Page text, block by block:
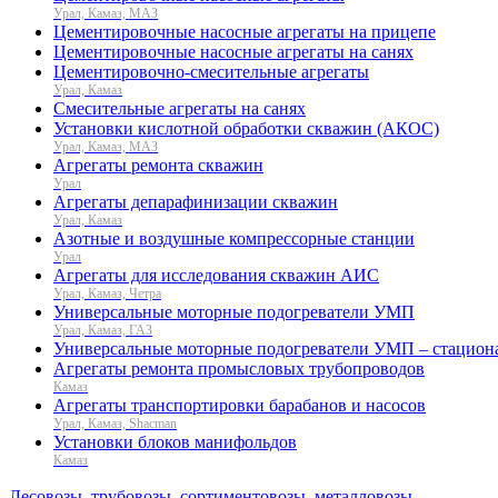
Урал, Камаз, МАЗ
Цементировочные насосные агрегаты на прицепе
Цементировочные насосные агрегаты на санях
Цементировочно-смесительные агрегаты
Урал, Камаз
Смесительные агрегаты на санях
Установки кислотной обработки скважин (АКОС)
Урал, Камаз, МАЗ
Агрегаты ремонта скважин
Урал
Агрегаты депарафинизации скважин
Урал, Камаз
Азотные и воздушные компрессорные станции
Урал
Агрегаты для исследования скважин АИС
Урал, Камаз, Четра
Универсальные моторные подогреватели УМП
Урал, Камаз, ГАЗ
Универсальные моторные подогреватели УМП –
Агрегаты ремонта промысловых трубопроводов
Камаз
Агрегаты транспортировки барабанов и насосов
Урал, Камаз, Shacman
Установки блоков манифольдов
Камаз